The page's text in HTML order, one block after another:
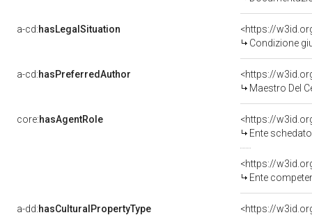
a-cd:hasLegalSituation
Condizione
a-cd:hasPreferredAuthor
<https://
Maestro Del
core:hasAgentRole
<https://
Ente
<https://
Ente competente per
a-dd:hasCulturalPropertyType
<https://